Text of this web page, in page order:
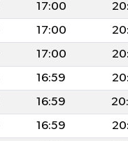
17:00
17:00
17:00
16:59
16:59
16:59